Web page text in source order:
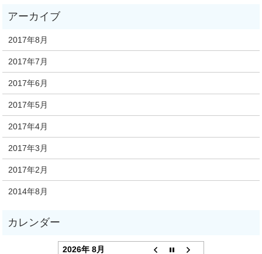
2017年8月
2017年7月
2017年6月
2017年5月
2017年4月
2017年3月
2017年2月
2014年8月
2026年 8月